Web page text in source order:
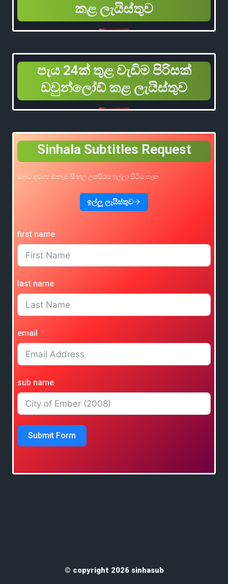
කළ ලැයිස්තුව
පැය 24ක් තුළ වැඩිම පිරිසක්
ඩවුන්ලෝඩ් කළ ලැයිස්තුව
Sinhala Subtitles Request
ඔබට අවශ්‍ය ඕනෑම සිංහල උපසිරස ඉල්ලා සිටිය හැක
ඉල්ලූ ලැයිස්තුව
first name
last name
email
sub name
Submit Form
© copyright 2026 sinhasub